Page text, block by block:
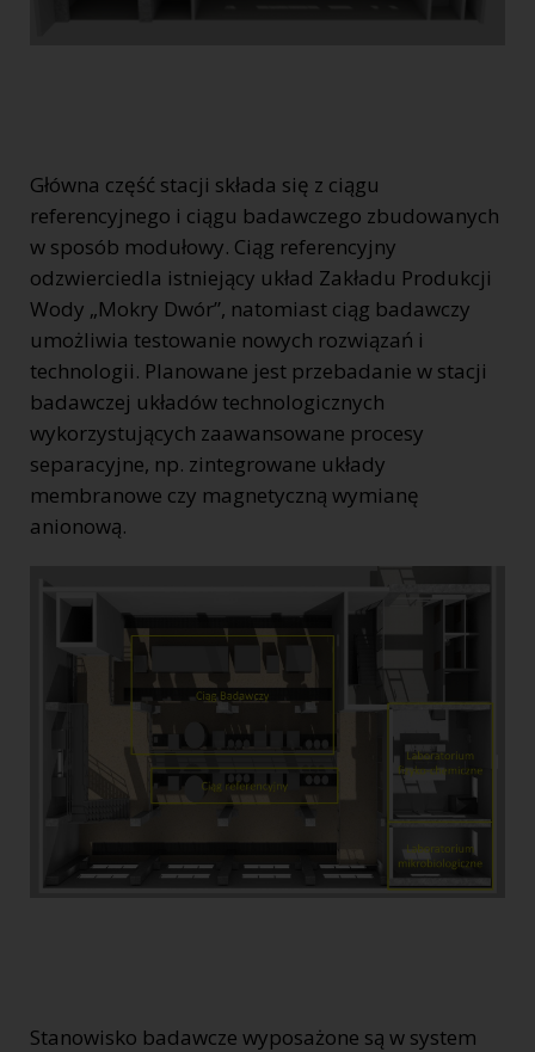
Główna część stacji składa się z ciągu
referencyjnego i ciągu badawczego zbudowanych
w sposób modułowy. Ciąg referencyjny
odzwierciedla istniejący układ Zakładu Produkcji
Wody „Mokry Dwór”, natomiast ciąg badawczy
umożliwia testowanie nowych rozwiązań i
technologii. Planowane jest przebadanie w stacji
badawczej układów technologicznych
wykorzystujących zaawansowane procesy
separacyjne, np. zintegrowane układy
membranowe czy magnetyczną wymianę
anionową.
Stanowisko badawcze wyposażone są w system